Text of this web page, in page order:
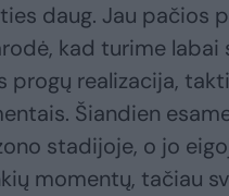
daug. Jau pačios
kad turime labai
progų realizacija,
Šiandien
stadijoje, o jo
momentų, tačiau